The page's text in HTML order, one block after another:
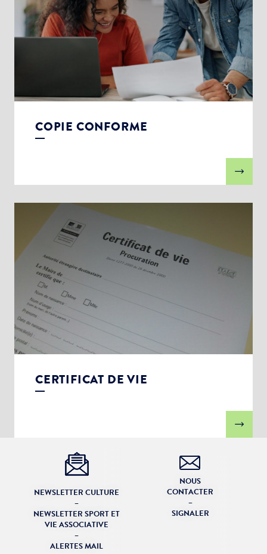
COPIE CONFORME
CERTIFICAT DE VIE
NEWSLETTER CULTURE
–
NEWSLETTER SPORT ET
VIE ASSOCIATIVE
–
ALERTES MAIL
NOUS
CONTACTER
–
SIGNALER